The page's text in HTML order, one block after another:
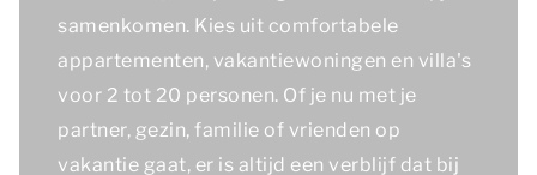
samenkomen. Kies uit comfortabele
appartementen, vakantiewoningen en villa's
voor 2 tot 20 personen. Of je nu met je
partner, gezin, familie of vrienden op
vakantie gaat, er is altijd een verblijf dat bij